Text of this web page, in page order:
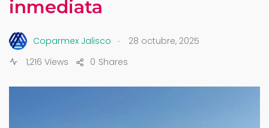
inmediata
Coparmex Jalisco .
28 octubre, 2025
1,216 Views
Shares
0